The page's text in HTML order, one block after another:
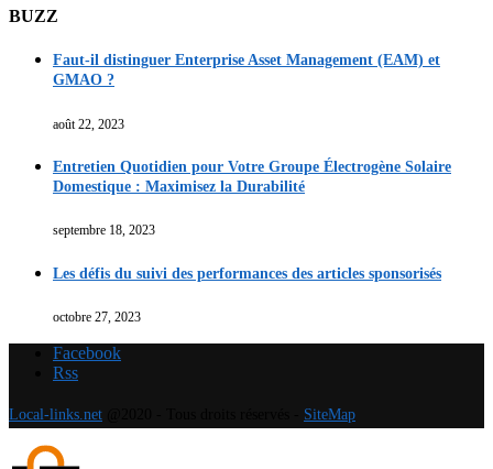
BUZZ
Faut-il distinguer Enterprise Asset Management (EAM) et
GMAO ?
août 22, 2023
Entretien Quotidien pour Votre Groupe Électrogène Solaire
Domestique : Maximisez la Durabilité
septembre 18, 2023
Les défis du suivi des performances des articles sponsorisés
octobre 27, 2023
Facebook
Rss
Local-links.net SiteMap